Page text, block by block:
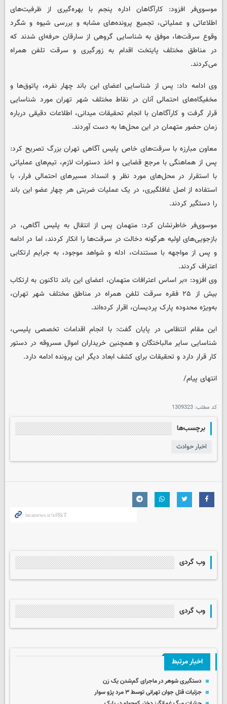
موسوی‌فر افزود: کارآگاهان اداره پنجم با بهره‌گیری از ظرفیت‌های
اطلاعاتی و عملیاتی، تجمیع پرونده‌های مشابه و بررسی شیوه و شگرد
وقوع سرقت‌ها، موفق به شناسایی گروهی از سارقان حرفه‌ای شدند که
در مناطق مختلف پایتخت اقدام به زورگیری و سرقت تلفن همراه
می‌کردند.
وی ادامه داد: پس از شناسایی اعضای این باند چهار نفره، پاتوق‌ها و
مخفیگاه‌های احتمالی آنان در نقاط مختلف شهر تهران مورد شناسایی
قرار گرفت و کارآگاهان با انجام تحقیقات میدانی، اطلاعات دقیقی درباره
زمان حضور متهمان در این محل‌ها به دست آوردند.
معاون مبارزه با سرقت‌های خاص پلیس آگاهی تهران بزرگ تصریح کرد:
پس از هماهنگی با مرجع قضایی و اخذ دستورات لازم، تیم‌های عملیاتی
با استقرار در محل‌های مورد نظر و انسداد مسیرهای احتمالی فرار، با
استفاده از اصل غافلگیری، در یک عملیات ضربتی هر چهار عضو این باند
را دستگیر کردند.
موسوی‌فر خاطرنشان کرد: متهمان پس از انتقال به پلیس آگاهی، در
بازجویی‌های اولیه هرگونه دخالت در سرقت‌ها را انکار کردند، اما در ادامه
و پس از مواجهه با مستندات، ادله و شواهد موجود، به جرایم ارتکابی
اعتراف کردند.
وی افزود: «بر اساس اعترافات متهمان، اعضای این باند تاکنون به ارتکاب
بیش از ۲۵ فقره سرقت تلفن همراه در مناطق مختلف شهر تهران،
به‌ویژه محدوده پارک پردیسان، اقرار کرده‌اند.
این مقام انتظامی در پایان گفت: با انجام اقدامات تخصصی پلیسی،
شناسایی سایر مالباختگان و همچنین خریداران اموال مسروقه در دستور
کار قرار دارد و تحقیقات برای کشف ابعاد دیگر این پرونده ادامه دارد.
انتهای پیام/
کد مطلب: 1309323
برچسب‌ها
اخبار حوادث
وب گردی
وب گردی
اخبار مرتبط
دستگیری شوهر در ماجرای گم‌شدن یک زن
جزئیات قتل جوان تهرانی توسط ۳ مرد پژو سوار